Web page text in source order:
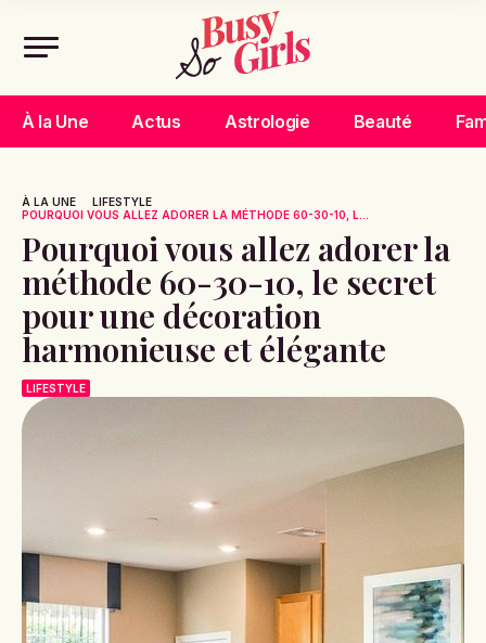
À la Une Actus Astrologie Beauté
À LA UNE
LIFESTYLE
POURQUOI VOUS ALLEZ ADORER LA MÉTHODE 60-30-10, L...
Pourquoi vous allez adorer la
méthode 60-30-10, le secret
pour une décoration
harmonieuse et élégante
LIFESTYLE